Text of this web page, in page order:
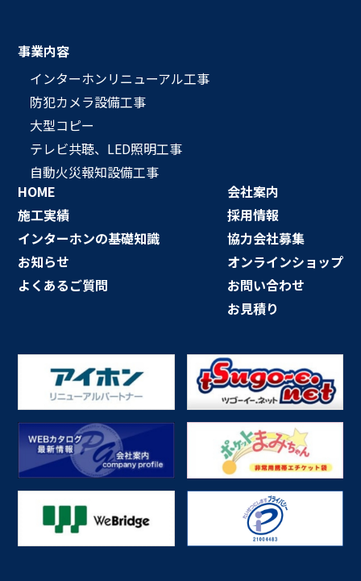
事業内容
インターホンリニューアル工事
防犯カメラ設備工事
大型コピー
テレビ共聴、LED照明工事
自動火災報知設備工事
HOME
施工実績
インターホンの基礎知識
お知らせ
よくあるご質問
会社案内
採用情報
協力会社募集
オンラインショップ
お問い合わせ
お見積り